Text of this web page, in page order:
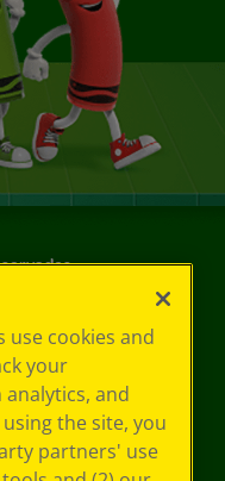
cookies and
your
and
the site, you
partners' use